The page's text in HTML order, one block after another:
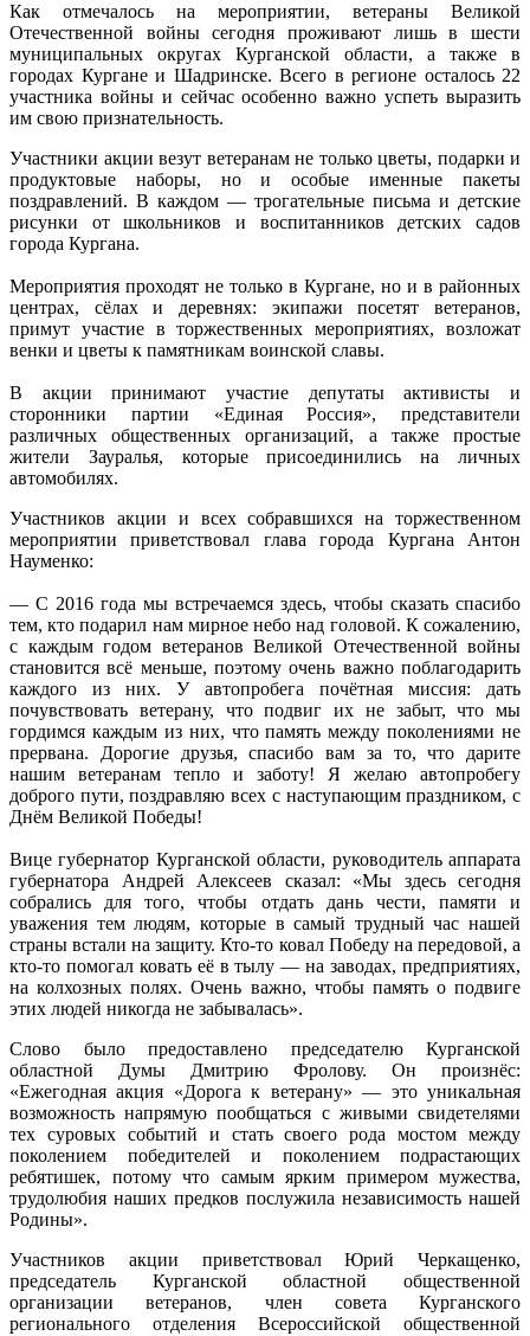
Как отмечалось на мероприятии, ветераны Великой
Отечественной войны сегодня проживают лишь в шести
муниципальных округах Курганской области, а также в
городах Кургане и Шадринске. Всего в регионе осталось 22
участника войны и сейчас особенно важно успеть выразить
им свою признательность.
Участники акции везут ветеранам не только цветы, подарки и
продуктовые наборы, но и особые именные пакеты
поздравлений. В каждом — трогательные письма и детские
рисунки от школьников и воспитанников детских садов
города Кургана.
Мероприятия проходят не только в Кургане, но и в районных
центрах, сёлах и деревнях: экипажи посетят ветеранов,
примут участие в торжественных мероприятиях, возложат
венки и цветы к памятникам воинской славы.
В акции принимают участие депутаты активисты и
сторонники партии «Единая Россия», представители
различных общественных организаций, а также простые
жители Зауралья, которые присоединились на личных
автомобилях.
Участников акции и всех собравшихся на торжественном
мероприятии приветствовал глава города Кургана Антон
Науменко:
— С 2016 года мы встречаемся здесь, чтобы сказать спасибо
тем, кто подарил нам мирное небо над головой. К сожалению,
с каждым годом ветеранов Великой Отечественной войны
становится всё меньше, поэтому очень важно поблагодарить
каждого из них. У автопробега почётная миссия: дать
почувствовать ветерану, что подвиг их не забыт, что мы
гордимся каждым из них, что память между поколениями не
прервана. Дорогие друзья, спасибо вам за то, что дарите
нашим ветеранам тепло и заботу! Я желаю автопробегу
доброго пути, поздравляю всех с наступающим праздником, с
Днём Великой Победы!
Вице губернатор Курганской области, руководитель аппарата
губернатора Андрей Алексеев сказал: «Мы здесь сегодня
собрались для того, чтобы отдать дань чести, памяти и
уважения тем людям, которые в самый трудный час нашей
страны встали на защиту. Кто-то ковал Победу на передовой, а
кто-то помогал ковать её в тылу — на заводах, предприятиях,
на колхозных полях. Очень важно, чтобы память о подвиге
этих людей никогда не забывалась».
Слово было предоставлено председателю Курганской
областной Думы Дмитрию Фролову. Он произнёс:
«Ежегодная акция «Дорога к ветерану» — это уникальная
возможность напрямую пообщаться с живыми свидетелями
тех суровых событий и стать своего рода мостом между
поколением победителей и поколением подрастающих
ребятишек, потому что самым ярким примером мужества,
трудолюбия наших предков послужила независимость нашей
Родины».
Участников акции приветствовал Юрий Черкащенко,
председатель Курганской областной общественной
организации ветеранов, член совета Курганского
регионального отделения Всероссийской общественной